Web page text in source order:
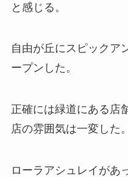
と感じる。
自由が丘にスピックア
ープンした。
正確には緑道にある店
店の雰囲気は一変した。
ローラアシュレイがあ